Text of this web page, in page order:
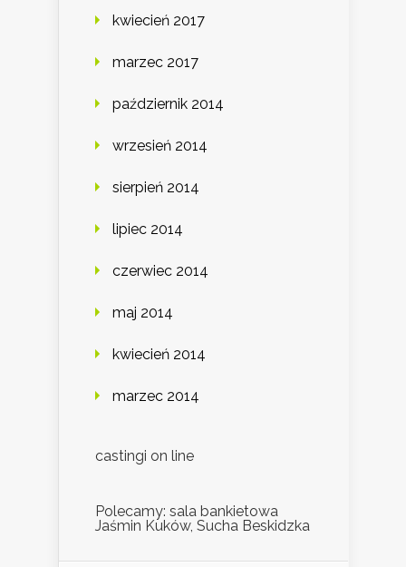
kwiecień 2017
marzec 2017
październik 2014
wrzesień 2014
sierpień 2014
lipiec 2014
czerwiec 2014
maj 2014
kwiecień 2014
marzec 2014
castingi on line
Polecamy: sala bankietowa
Jaśmin Kuków, Sucha Beskidzka